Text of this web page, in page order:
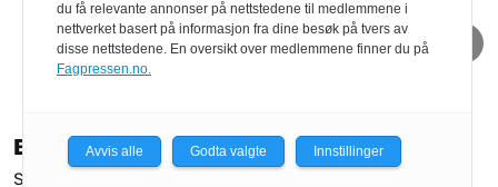
LEDIGE STILLINGER
Bussjåfør
Søknadsfrist:
Underviser -
operative
Spennende
mulighet
du få relevante annonser på nettstedene til medlemmene i
nettverket basert på informasjon fra dine besøk på tvers av
disse nettstedene. En oversikt over medlemmene finner du på
Fagpressen.no.
Avvis alle Godta valgte Innstillinger